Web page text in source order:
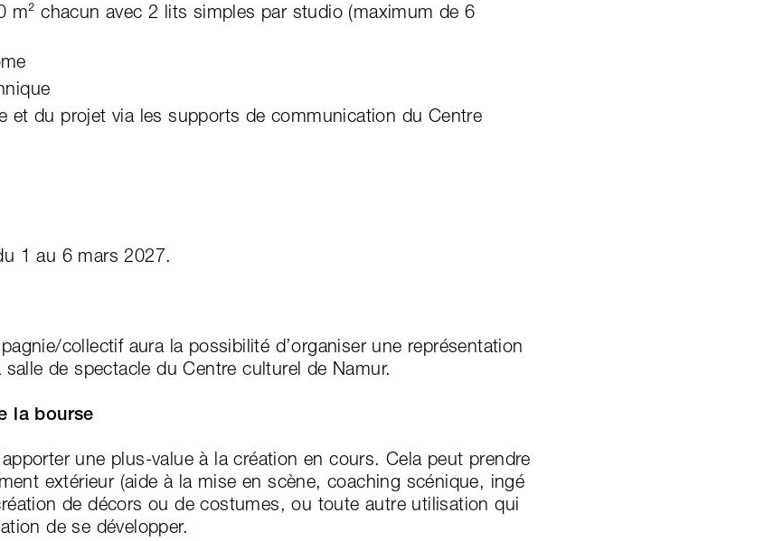
m² chacun avec 2 lits simples par studio (maximum de 6
et du projet via les supports de communication du Centre
1 au 6 mars 2027.
collectif aura la possibilité d’organiser une représentation
de spectacle du Centre culturel de Namur.
la bourse
une plus-value à la création en cours. Cela peut prendre
extérieur (aide à la mise en scène, coaching scénique, ingé
de décors ou de costumes, ou toute autre utilisation qui
de se développer.